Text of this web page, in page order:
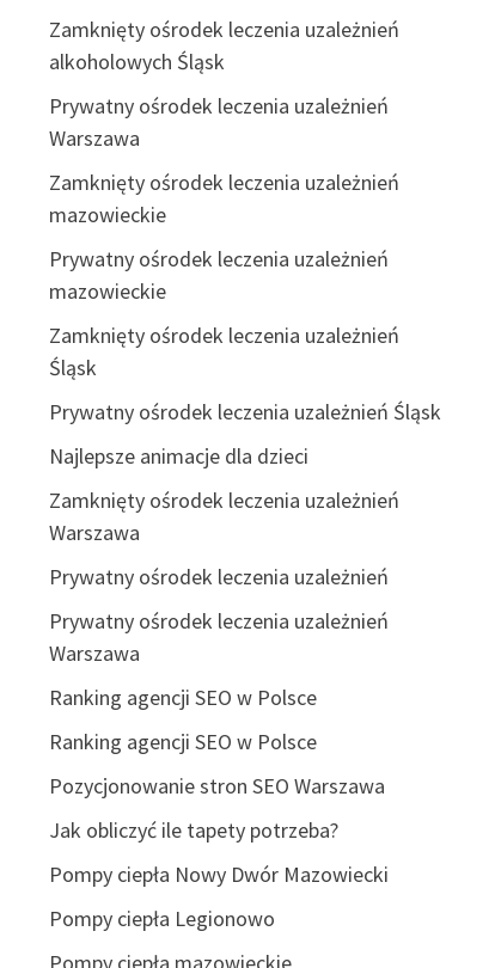
Zamknięty ośrodek leczenia uzależnień
alkoholowych Śląsk
Prywatny ośrodek leczenia uzależnień
Warszawa
Zamknięty ośrodek leczenia uzależnień
mazowieckie
Prywatny ośrodek leczenia uzależnień
mazowieckie
Zamknięty ośrodek leczenia uzależnień
Śląsk
Prywatny ośrodek leczenia uzależnień Śląsk
Najlepsze animacje dla dzieci
Zamknięty ośrodek leczenia uzależnień
Warszawa
Prywatny ośrodek leczenia uzależnień
Prywatny ośrodek leczenia uzależnień
Warszawa
Ranking agencji SEO w Polsce
Ranking agencji SEO w Polsce
Pozycjonowanie stron SEO Warszawa
Jak obliczyć ile tapety potrzeba?
Pompy ciepła Nowy Dwór Mazowiecki
Pompy ciepła Legionowo